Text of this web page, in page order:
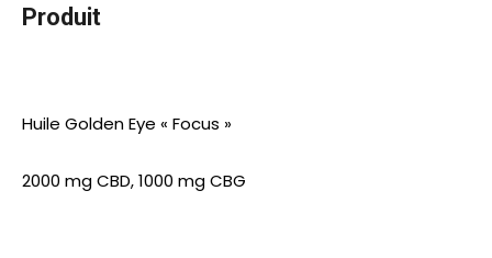
Produit
Huile Golden Eye « Focus »
2000 mg CBD, 1000 mg CBG